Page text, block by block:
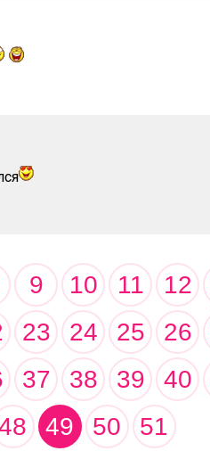
9 10 11 12
23 24 25 26
37 38 39 40
49 50 51